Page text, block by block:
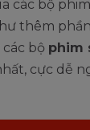
các bộ
thêm
các bộ phim
cực dễ